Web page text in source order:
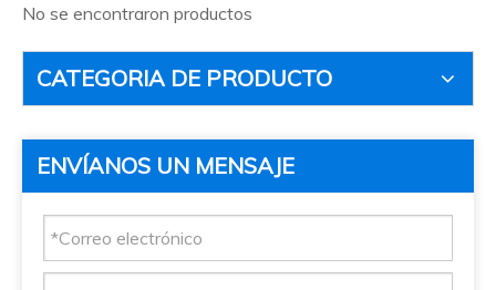
No se encontraron productos
CATEGORIA DE PRODUCTO
ENVÍANOS UN MENSAJE